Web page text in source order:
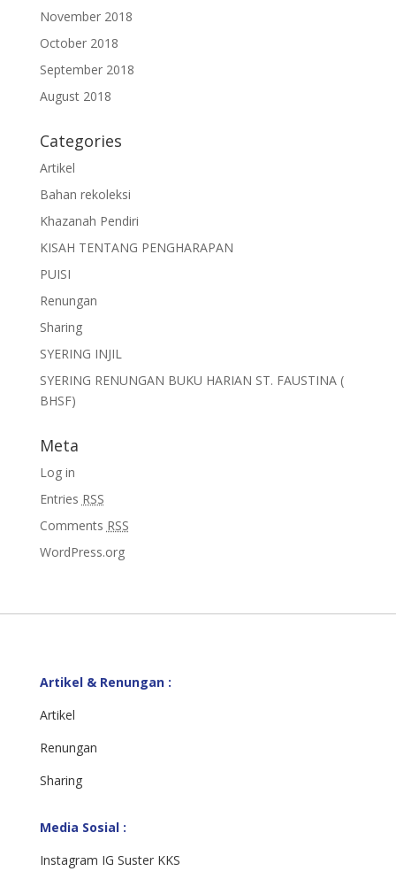
November 2018
October 2018
September 2018
August 2018
Categories
Artikel
Bahan rekoleksi
Khazanah Pendiri
KISAH TENTANG PENGHARAPAN
PUISI
Renungan
Sharing
SYERING INJIL
SYERING RENUNGAN BUKU HARIAN ST. FAUSTINA (
BHSF)
Meta
Log in
Entries RSS
Comments RSS
WordPress.org
Artikel & Renungan :
Artikel
Renungan
Sharing
Media Sosial :
Instagram IG Suster KKS